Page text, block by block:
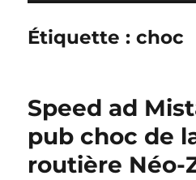
Étiquette :choc
Speed ad
pub choc de
routière Néo-